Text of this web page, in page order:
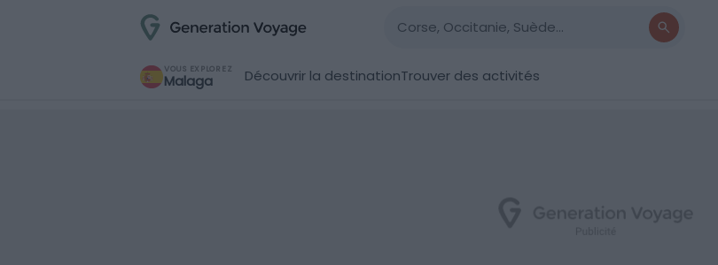
VOUS EXPLOREZ
Malaga Découvrir la destinationTrouver des activités